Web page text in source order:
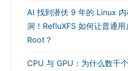
AI 找到潜伏 9 年的 Linux
洞！RefluXFS 如何让普通用
Root？
CPU 与 GPU：为什么数千